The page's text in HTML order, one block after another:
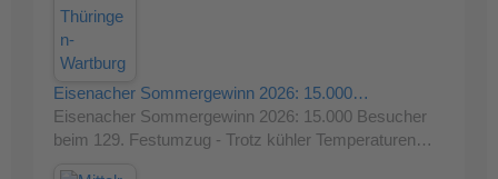
Eisenacher Sommergewinn 2026: 15.000…
Eisenacher Sommergewinn 2026: 15.000 Besucher
beim 129. Festumzug - Trotz kühler Temperaturen…